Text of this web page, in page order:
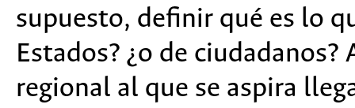
supuesto, definir qué es lo
Estados? ¿o de
regional al que se aspira